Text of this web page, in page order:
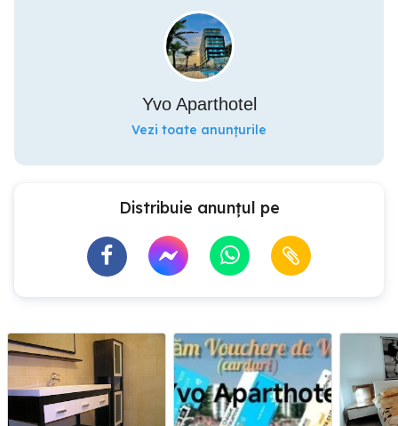
Yvo Aparthotel
Vezi toate anunțurile
Distribuie anunțul pe